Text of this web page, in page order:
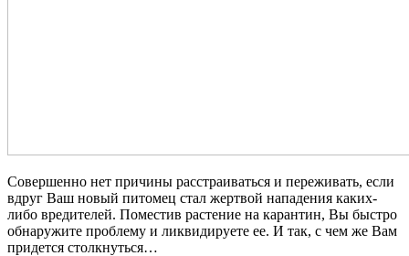
Совершенно нет причины расстраиваться и переживать, если
вдруг Ваш новый питомец стал жертвой нападения каких-
либо вредителей. Поместив растение на карантин, Вы быстро
обнаружите проблему и ликвидируете ее. И так, с чем же Вам
придется столкнуться…